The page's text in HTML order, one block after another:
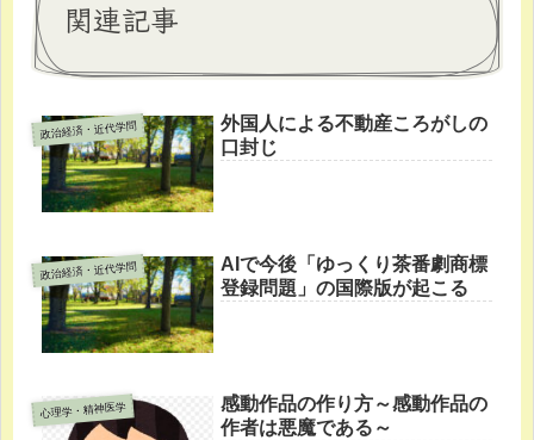
関連記事
政治経済・近代学問
外国人による不動産ころがしの
口封じ
政治経済・近代学問
AIで今後「ゆっくり茶番劇商標
登録問題」の国際版が起こる
心理学・精神医学
感動作品の作り方～感動作品の
作者は悪魔である～